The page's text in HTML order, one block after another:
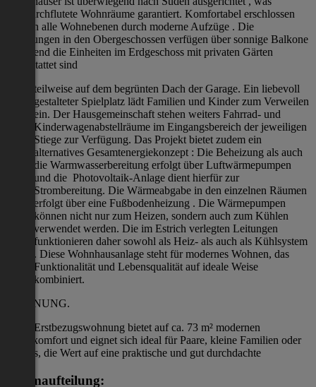
lichtdurchflutete Wohnräume garantiert. Komfortabel erschlossen
werden alle Wohnebenen durch moderne Aufzüge . Die
Wohnungen in den Obergeschossen verfügen über sonnige Balkone
, während die Einheiten im Erdgeschoss mit privaten Gärten
ausgestattet sind
teilweise auf dem begrünten Dach der Garage. Ein liebevoll
gestalteter Spielplatz lädt Familien und Kinder zum Verweilen
ein. Der Hausgemeinschaft stehen weiters Fahrrad- und
Kinderwagenabstellräume im Eingangsbereich der jeweiligen
Stiege zur Verfügung. Das Projekt bietet zudem ein
alternatives Gesamtenergiekonzept : Die Beheizung als auch
die Warmwasserbereitung erfolgt über Luftwärmepumpen
und die Photovoltaik-Anlage dient hierfür zur
Strombereitung. Die Wärmeabgabe in den einzelnen Räumen
erfolgt über eine Fußbodenheizung . Die Wärmepumpen
können nicht nur zum Heizen, sondern auch zum Kühlen
verwendet werden. Die im Estrich verlegten Leitungen
funktionieren daher sowohl als Heiz- als auch als Kühlsystem
. Diese Wohnhausanlage steht für modernes Wohnen, das
Funktionalität und Lebensqualität auf ideale Weise
kombiniert.
WOHNUNG.
Diese Erstbezugswohnung bietet auf ca. 73 m² modernen
Wohnkomfort und eignet sich ideal für Paare, kleine Familien oder
Singles, die Wert auf eine praktische und gut durchdachte
Raumaufteilung: